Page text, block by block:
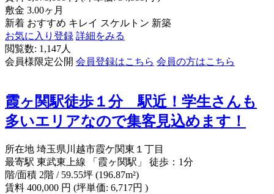
敷金 3.00ヶ月
新着 おすすめ キレイ スケルトン 新築
お気に入り登録 詳細をみる
閲覧数: 1,147人
会員様限定公開 会員登録はこちら 会員の方はこちら
霞ヶ関駅徒歩１分 駅近！学生さんも
多いエリアなので集客見込めます！
所在地 埼玉県川越市霞ケ関東１丁目
最寄駅 東武東上線 「霞ヶ関駅」 徒歩：1分
階/面積 2階 / 59.55坪 (196.87m²)
賃料 400,000 円 (坪単価: 6,717円 )